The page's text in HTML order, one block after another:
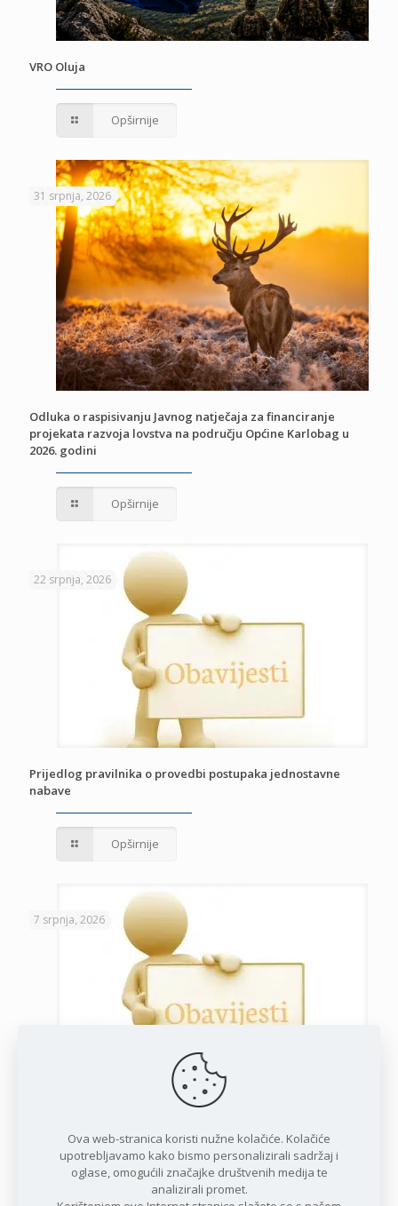
VRO Oluja
Opširnije
31 srpnja, 2026
Odluka o raspisivanju Javnog natječaja za financiranje
projekata razvoja lovstva na području Općine Karlobag u
2026. godini
Opširnije
22 srpnja, 2026
Prijedlog pravilnika o provedbi postupaka jednostavne
nabave
Opširnije
7 srpnja, 2026
iznajmljivačima
Opširnije
Ova web-stranica koristi nužne kolačiće. Kolačiće
upotrebljavamo kako bismo personalizirali sadržaj i
oglase, omogućili značajke društvenih medija te
analizirali promet.